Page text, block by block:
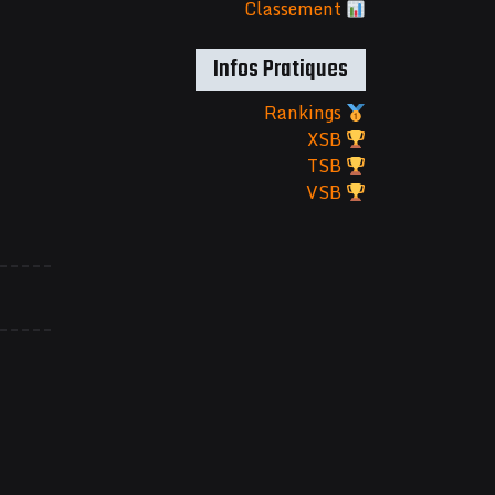
Classement
Infos Pratiques
Rankings
XSB
TSB
VSB